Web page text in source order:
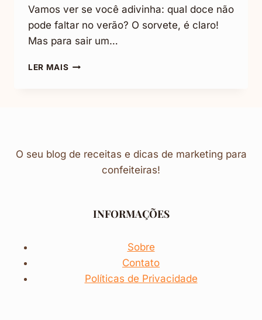
Vamos ver se você adivinha: qual doce não
pode faltar no verão? O sorvete, é claro!
Mas para sair um…
LER MAISPUDIM
O seu blog de receitas e dicas de marketing para
confeiteiras!
INFORMAÇÕES
Sobre
Contato
Políticas de Privacidade